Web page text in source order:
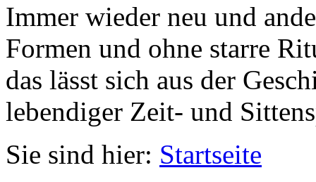
Immer wieder neu und
Formen und ohne starre
das lässt sich aus der
lebendiger Zeit- und
Sie sind hier: Startseite